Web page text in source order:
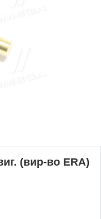
(вир-во ERA)